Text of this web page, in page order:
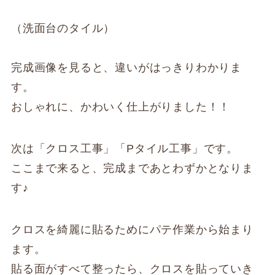
（洗面台のタイル）
完成画像を見ると、違いがはっきりわかりま
す。
おしゃれに、かわいく仕上がりました！！
次は「クロス工事」「Pタイル工事」です。
ここまで来ると、完成まであとわずかとなりま
す♪
クロスを綺麗に貼るためにパテ作業から始まり
ます。
貼る面がすべて整ったら、クロスを貼っていき